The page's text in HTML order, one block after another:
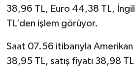
38,96 TL, Euro 44,38 TL,
TL’den işlem görüyor.
Saat 07.56 itibarıyla Amerikan
38,95 TL, satış fiyatı 38,98